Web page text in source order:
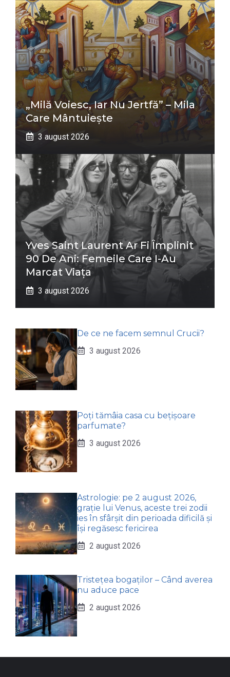
„Milă Voiesc, Iar Nu Jertfă” – Mila
Care Mântuiește
3 august 2026
Yves Saint Laurent Ar Fi Împlinit
90 De Ani: Femeile Care I-Au
Marcat Viața
3 august 2026
De ce ne facem semnul Crucii?
3 august 2026
Poți tămâia casa cu bețișoare
parfumate?
3 august 2026
Astrologie: pe 2 august 2026,
grație lui Venus, aceste trei zodii
ies în sfârșit din perioada dificilă și
își regăsesc fericirea
2 august 2026
Tristețea bogaților – Când averea
nu aduce pace
2 august 2026